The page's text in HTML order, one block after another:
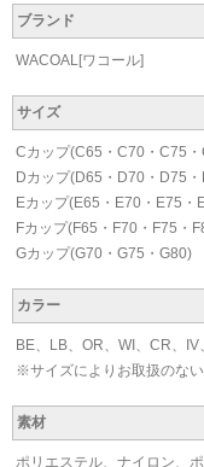
ブランド
WACOAL[ワコール]
サイズ
Cカップ(C65・C70・C75
Dカップ(D65・D70・D75
Eカップ(E65・E70・E75・
Fカップ(F65・F70・F75・
Gカップ(G70・G75・G80)
カラー
BE、LB、OR、WI、CR、IV
※サイズによりお取扱のな
素材
ポリエステル、ナイロン、